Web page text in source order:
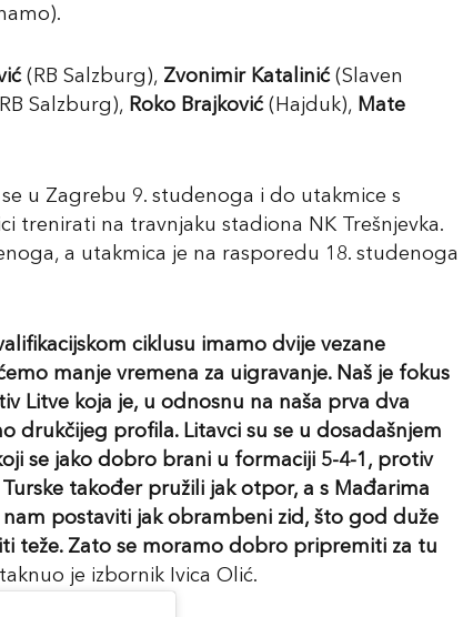
(RB Salzburg), Zvonimir Katalinić(Slaven
Salzburg), Roko Brajković(Hajduk), Mate
u Zagrebu 9. studenoga i do utakmice s
trenirati na travnjaku stadiona NK Trešnjevka.
a utakmica je na rasporedu 18. studenoga
ciklusu imamo dvije vezane
manje vremena za uigravanje. Naš je fokus
Litve koja je, u odnosnu na naša prva dva
drukčijeg profila. Litavci su se u dosadašnjem
se jako dobro brani u formaciji 5-4-1, protiv
također pružili jak otpor, a s Mađarima
postaviti jak obrambeni zid, što god duže
teže. Zato se moramo dobro pripremiti za tu
je izbornik Ivica Olić.